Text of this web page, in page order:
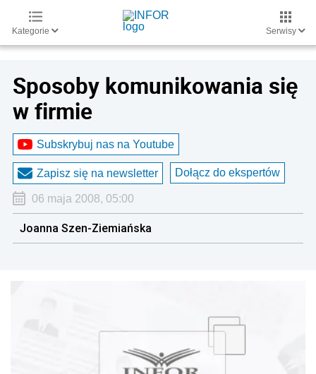
Kategorie Serwisy
Sposoby komunikowania się
w firmie
Subskrybuj nas na Youtube
Zapisz się na newsletter Dołącz do ekspertów
06 maja 2008, 05:00
Joanna Szen-Ziemiańska